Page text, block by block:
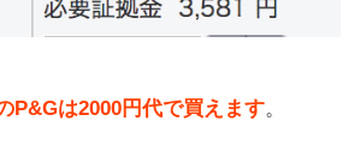
P&Gは2000円代で買えます。